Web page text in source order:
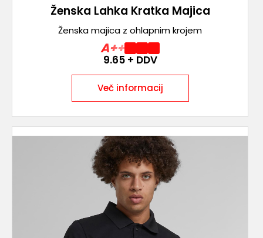
Ženska Lahka Kratka Majica
Ženska majica z ohlapnim krojem
A++
9.65+ DDV
Več informacij